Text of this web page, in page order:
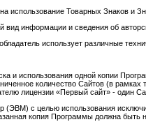
Товарных Знаков и
информации и сведения об
использует различные
и использования одной копии
количество Сайтов (в
лицензии «Первый сайт» - один
с целью использования
копия Программы должна